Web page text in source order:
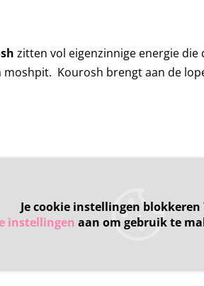
zitten vol eigenzinnige energie
Kourosh brengt aan de
Je cookie instellingen blokkeren
instellingen aan om gebruik te